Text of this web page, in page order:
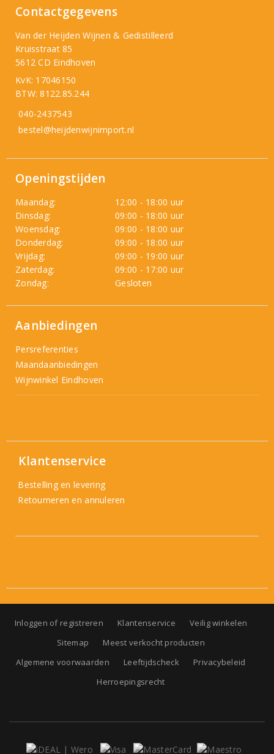
Contactgegevens
Van der Heijden Wijnen & Gedistilleerd
Kruisstraat 85
5612 CD Eindhoven
KvK: 17046150
BTW: 8122.85.244
040-2437543
bestel@heijdenwijnimport.nl
Openingstijden
Maandag:
12:00 - 18:00 uur
Dinsdag:
09:00 - 18:00 uur
Woensdag:
09:00 - 18:00 uur
Donderdag:
09:00 - 18:00 uur
Vrijdag:
09:00 - 19:00 uur
Zaterdag:
09:00 - 17:00 uur
Zondag:
Gesloten
Aanbiedingen
Persreferenties
Maandaanbiedingen
Wijnwinkel Eindhoven
Klantenservice
Bestelling en levering
Retourneren en annuleren
Inloggen of registreren Klantenservice
Veilig winkelen
Sitemap
Meest verkocht producten
Algemene voorwaarden
Leeftijdscheck
Privacybeleid
Herroepingsrecht